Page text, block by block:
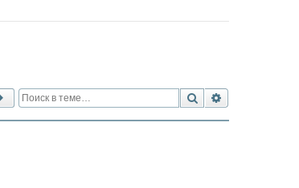
Поиск
След.